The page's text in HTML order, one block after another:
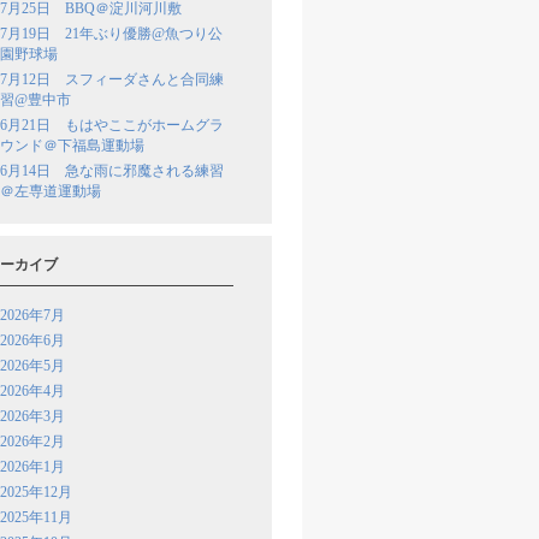
7月25日 BBQ＠淀川河川敷
7月19日 21年ぶり優勝@魚つり公
園野球場
7月12日 スフィーダさんと合同練
習@豊中市
6月21日 もはやここがホームグラ
ウンド＠下福島運動場
6月14日 急な雨に邪魔される練習
＠左専道運動場
カイブ
2026年7月
2026年6月
2026年5月
2026年4月
2026年3月
2026年2月
2026年1月
2025年12月
2025年11月